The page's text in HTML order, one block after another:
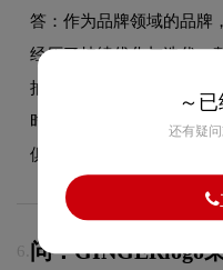
答：作为品牌领域的品牌
经历了持续优化与迭代，
抽象的现代化演变趋势。
时保持品牌核心识别元素
俱进，历久弥新。
6. 问：GINGERlogo
～
还有疑